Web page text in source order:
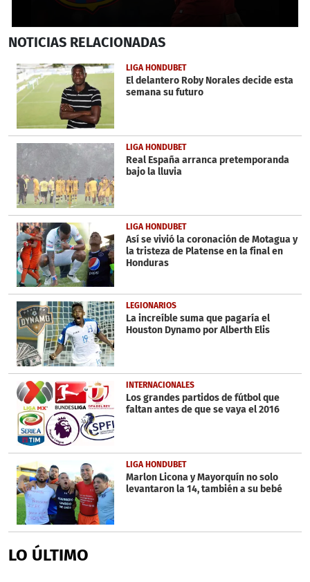
seconds
55
seconds
NOTICIAS RELACIONADAS
LIGA HONDUBET
El delantero Roby Norales decide esta
semana su futuro
LIGA HONDUBET
Real España arranca pretemporanda
bajo la lluvia
LIGA HONDUBET
Así se vivió la coronación de Motagua y
la tristeza de Platense en la final en
Honduras
LEGIONARIOS
La increíble suma que pagaría el
Houston Dynamo por Alberth Elis
INTERNACIONALES
Los grandes partidos de fútbol que
faltan antes de que se vaya el 2016
LIGA HONDUBET
Marlon Licona y Mayorquín no solo
levantaron la 14, también a su bebé
LO ÚLTIMO